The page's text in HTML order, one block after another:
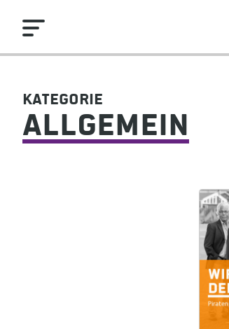
Kategorie
Allgemein